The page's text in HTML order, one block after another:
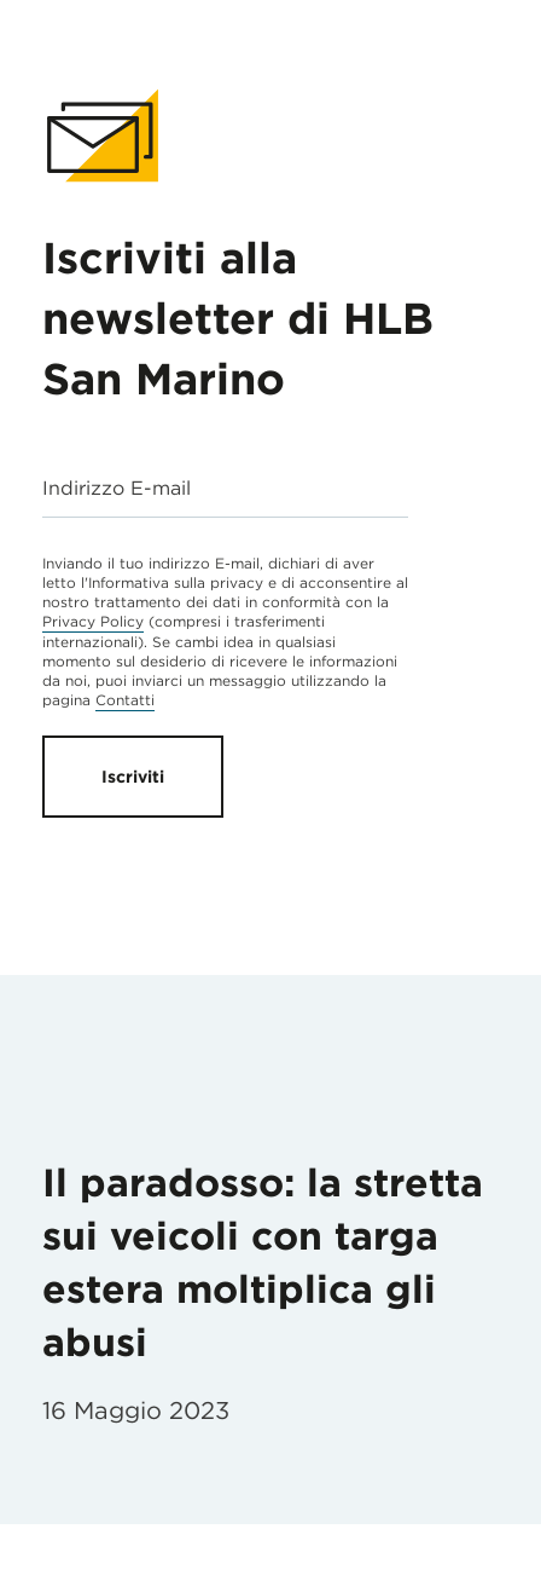
Iscriviti alla
newsletter di HLB
San Marino
Indirizzo E-mail
Inviando il tuo indirizzo E-mail, dichiari di aver
letto l'Informativa sulla privacy e di acconsentire al
nostro trattamento dei dati in conformità con la
Privacy Policy (compresi i trasferimenti
internazionali). Se cambi idea in qualsiasi
momento sul desiderio di ricevere le informazioni
da noi, puoi inviarci un messaggio utilizzando la
pagina Contatti
Iscriviti
Il paradosso: la stretta
sui veicoli con targa
estera moltiplica gli
abusi
16 Maggio 2023